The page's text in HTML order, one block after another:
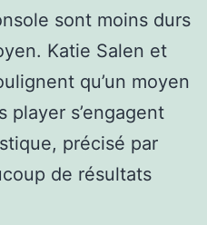
sont moins durs
Katie Salen et
qu’un moyen
player s’engagent
précisé par
de résultats